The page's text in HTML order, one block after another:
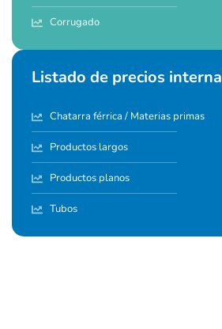
Corrugado
Listado de precios
Chatarra férrica / Materias primas
Productos largos
Productos planos
Tubos